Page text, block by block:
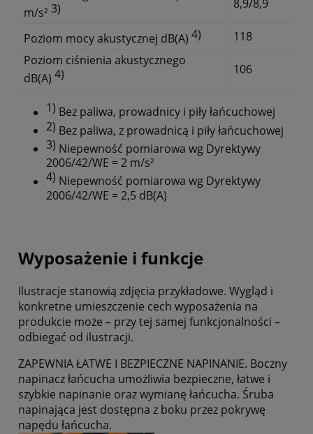
m/s² 3) 8,9/8,9
Poziom mocy akustycznej dB(A) 4)
118
Poziom ciśnienia akustycznego
dB(A) 4) 106
1) Bez paliwa, prowadnicy i piły łańcuchowej
2) Bez paliwa, z prowadnicą i piły łańcuchowej
3) Niepewność pomiarowa wg Dyrektywy
2006/42/WE = 2 m/s²
4) Niepewność pomiarowa wg Dyrektywy
2006/42/WE = 2,5 dB(A)
Wyposażenie i funkcje
Ilustracje stanowią zdjęcia przykładowe. Wygląd i
konkretne umieszczenie cech wyposażenia na
produkcie może – przy tej samej funkcjonalności –
odbiegać od ilustracji.
ZAPEWNIA ŁATWE I BEZPIECZNE NAPINANIE. Boczny
napinacz łańcucha umożliwia bezpieczne, łatwe i
szybkie napinanie oraz wymianę łańcucha. Śruba
napinająca jest dostępna z boku przez pokrywę
napędu łańcucha.